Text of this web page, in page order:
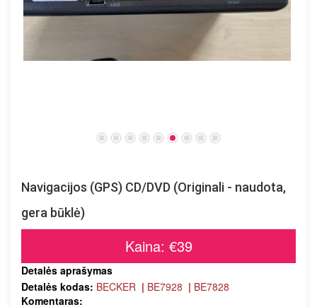
Navigacijos (GPS) CD/DVD (Originali - naudota,
gera būklė)
Kaina: €39
Detalės aprašymas
Detalės kodas: BECKER | BE7928 | BE7828
Komentaras: